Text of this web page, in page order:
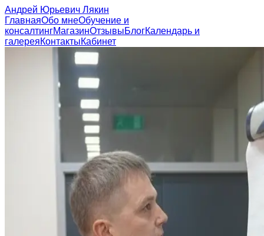
Андрей Юрьевич Лякин
ГлавнаяОбо мнеОбучение и
консалтингМагазинОтзывыБлогКалендарь и
галереяКонтактыКабинет